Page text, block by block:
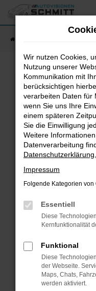
Zum
Hauptinhalt
Fehler:
Beim Laden ist ein
Hier sind ein paar
Überprüfe deine
Laden andere
Suchmaschine?
Prüfe deine
das Laden
Funktioniert die
oder in einem
Das kann
Probleme zu
Stelle sicher,
Betriebssystem
Wir nutzen Cookies,
Nutzung unserer
Kommunikation mit
berücksichtigen
verarbeiten Daten für
wenn Sie uns Ihre
einem späteren
Sie die Einwilligung
Weitere
Datenverarbeitung
Datenschutzerklärung
Impressum
Folgende Kategorien
Essentiell
Diese
Kernfunktionalität
Funktional
Diese
der Webseite.
Maps, Chats,
werden aktiviert.